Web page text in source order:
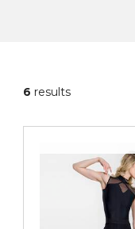
6 results